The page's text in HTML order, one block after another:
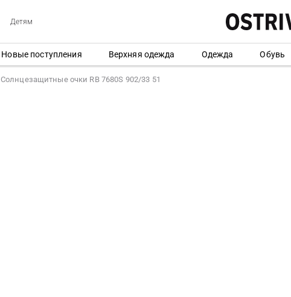
Детям
Новые поступления Верхняя одежда Одежда Обувь
Солнцезащитные очки RB 7680S 902/33 51